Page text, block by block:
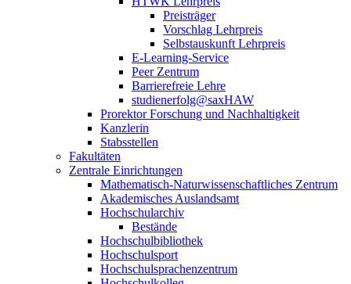
Preisträger
Vorschlag Lehrpreis
Selbstauskunft Lehrpreis
E-Learning-Service
Peer Zentrum
Barrierefreie Lehre
studienerfolg@saxHAW
Prorektor Forschung und Nachhaltigkeit
Kanzlerin
Stabsstellen
Fakultäten
Zentrale Einrichtungen
Mathematisch-Naturwissenschaftliches Zentrum
Akademisches Auslandsamt
Hochschularchiv
Bestände
Hochschulbibliothek
Hochschulsport
Hochschulsprachenzentrum